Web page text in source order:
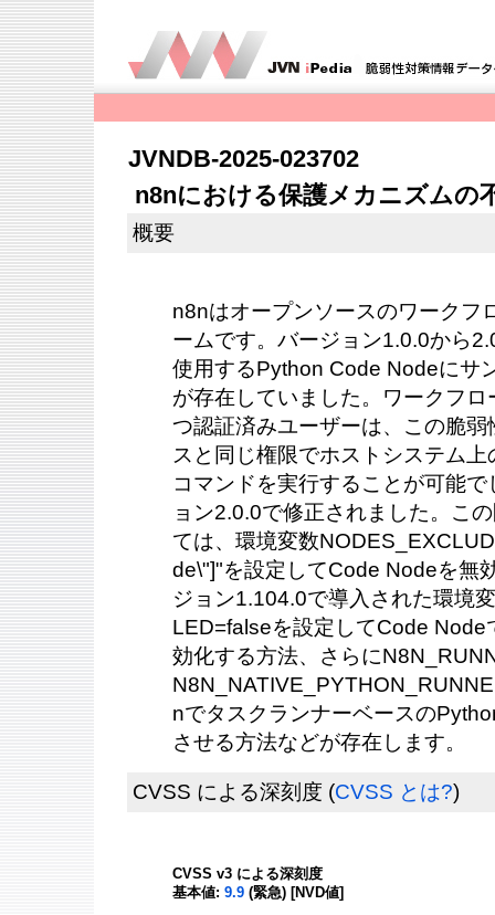
JVNDB-2025-023702
n8nにおける保護メカニズムの
概要
n8nはオープンソースのワークフ
ームです。バージョン1.0.0から
使用するPython Code Nodeにサ
が存在していました。ワークフ
つ認証済みユーザーは、この脆
スと同じ権限でホストシステム
コマンドを実行することが可能
ョン2.0.0で修正されました。こ
ては、環境変数
de\"]"を設定してCode Nodeを無
ジョン1.104.0で導入された環境
LED=falseを設定してCode Node
効化する方法、さらに
nでタスクランナーベースの
させる方法などが存在します。
CVSS による深刻度 (CVSS とは?)
CVSS v3 による深刻度
基本値: 9.9 (緊急) [NVD値]